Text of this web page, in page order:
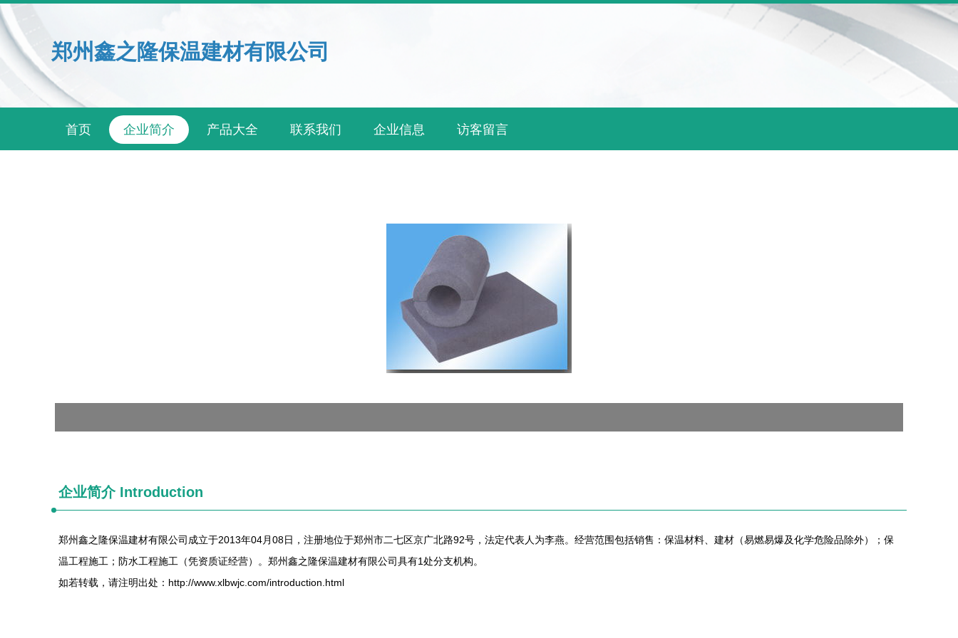
郑州鑫之隆保温建材有限公司
首页 企业简介 产品大全 联系我们 企业信息 访客留言
企业简介 Introduction
郑州鑫之隆保温建材有限公司成立于2013年04月08日，注册地位于郑州市二七区京广北路92号，法定代表人为李燕。经营范围包括销售：保温材料、建材（易燃易爆及化学危险品除外）；保
温工程施工；防水工程施工（凭资质证经营）。郑州鑫之隆保温建材有限公司具有1处分支机构。
如若转载，请注明出处：http://www.xlbwjc.com/introduction.html